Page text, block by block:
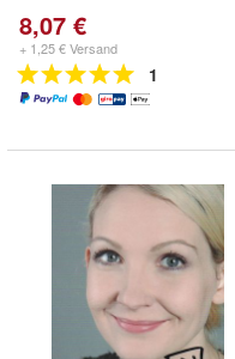
8,07 €
+ 1,25 € Versand
1